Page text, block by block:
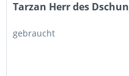
Tarzan Herr des
gebraucht